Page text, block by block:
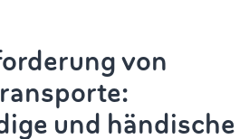
von
und händische